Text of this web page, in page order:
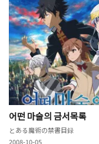
어떤 마술의 금서목록
とある魔術の禁書目録
2008-10-05